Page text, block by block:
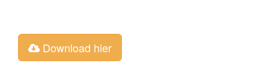
Download hier